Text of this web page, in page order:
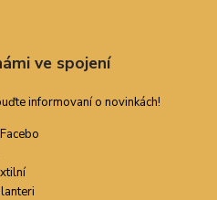
ve spojení
informovaní o novinkách!